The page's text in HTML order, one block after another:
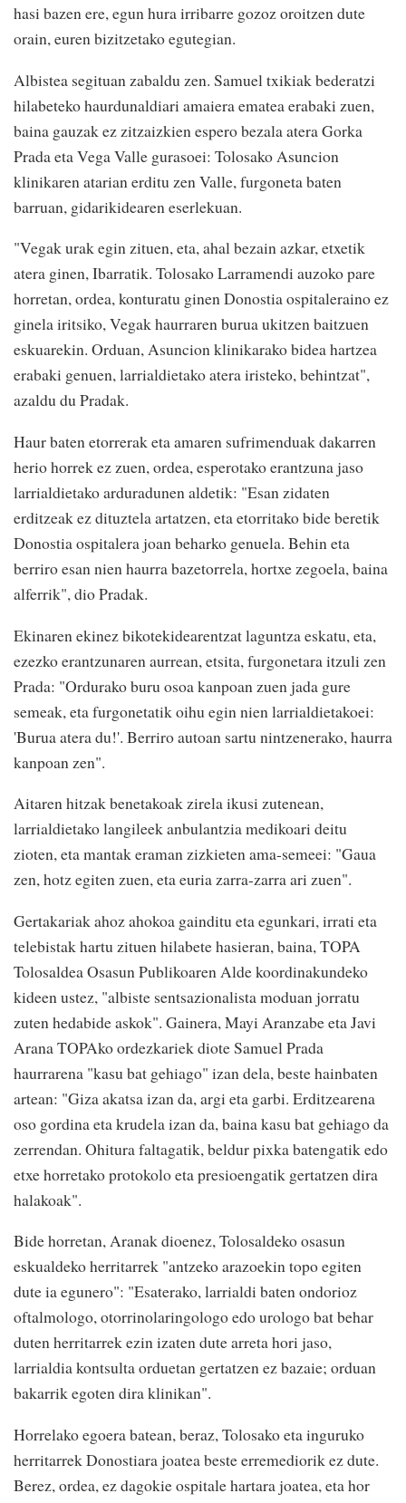
hasi bazen ere, egun hura irribarre gozoz oroitzen dute
orain, euren bizitzetako egutegian.
Albistea segituan zabaldu zen. Samuel txikiak bederatzi
hilabeteko haurdunaldiari amaiera ematea erabaki zuen,
baina gauzak ez zitzaizkien espero bezala atera Gorka
Prada eta Vega Valle gurasoei: Tolosako Asuncion
klinikaren atarian erditu zen Valle, furgoneta baten
barruan, gidarikidearen eserlekuan.
"Vegak urak egin zituen, eta, ahal bezain azkar, etxetik
atera ginen, Ibarratik. Tolosako Larramendi auzoko pare
horretan, ordea, konturatu ginen Donostia ospitaleraino ez
ginela iritsiko, Vegak haurraren burua ukitzen baitzuen
eskuarekin. Orduan, Asuncion klinikarako bidea hartzea
erabaki genuen, larrialdietako atera iristeko, behintzat",
azaldu du Pradak.
Haur baten etorrerak eta amaren sufrimenduak dakarren
herio horrek ez zuen, ordea, esperotako erantzuna jaso
larrialdietako arduradunen aldetik: "Esan zidaten
erditzeak ez dituztela artatzen, eta etorritako bide beretik
Donostia ospitalera joan beharko genuela. Behin eta
berriro esan nien haurra bazetorrela, hortxe zegoela, baina
alferrik", dio Pradak.
Ekinaren ekinez bikotekidearentzat laguntza eskatu, eta,
ezezko erantzunaren aurrean, etsita, furgonetara itzuli zen
Prada: "Ordurako buru osoa kanpoan zuen jada gure
semeak, eta furgonetatik oihu egin nien larrialdietakoei:
'Burua atera du!'. Berriro autoan sartu nintzenerako, haurra
kanpoan zen".
Aitaren hitzak benetakoak zirela ikusi zutenean,
larrialdietako langileek anbulantzia medikoari deitu
zioten, eta mantak eraman zizkieten ama-semeei: "Gaua
zen, hotz egiten zuen, eta euria zarra-zarra ari zuen".
Gertakariak ahoz ahokoa gainditu eta egunkari, irrati eta
telebistak hartu zituen hilabete hasieran, baina, TOPA
Tolosaldea Osasun Publikoaren Alde koordinakundeko
kideen ustez, "albiste sentsazionalista moduan jorratu
zuten hedabide askok". Gainera, Mayi Aranzabe eta Javi
Arana TOPAko ordezkariek diote Samuel Prada
haurrarena "kasu bat gehiago" izan dela, beste hainbaten
artean: "Giza akatsa izan da, argi eta garbi. Erditzearena
oso gordina eta krudela izan da, baina kasu bat gehiago da
zerrendan. Ohitura faltagatik, beldur pixka batengatik edo
etxe horretako protokolo eta presioengatik gertatzen dira
halakoak".
Bide horretan, Aranak dioenez, Tolosaldeko osasun
eskualdeko herritarrek "antzeko arazoekin topo egiten
dute ia egunero": "Esaterako, larrialdi baten ondorioz
oftalmologo, otorrinolaringologo edo urologo bat behar
duten herritarrek ezin izaten dute arreta hori jaso,
larrialdia kontsulta orduetan gertatzen ez bazaie; orduan
bakarrik egoten dira klinikan".
Horrelako egoera batean, beraz, Tolosako eta inguruko
herritarrek Donostiara joatea beste erremediorik ez dute.
Berez, ordea, ez dagokie ospitale hartara joatea, eta hor